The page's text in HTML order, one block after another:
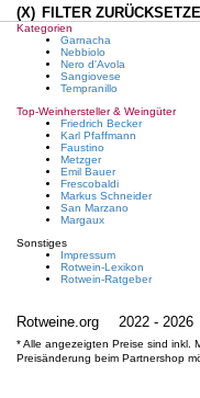
Rotweine 2004(5)
2003(1)
2000(1)
1995(1)
1990(1)
1986(1)
1974
1970(1)
1943(1)
1942(1)
Rotweine
1936(1)
1930(1)
(X) FILTER
Kategorien
Garnacha
Nebbiolo
Nero d'Avola
Sangiovese
Tempranillo
Top-Weinhersteller & Weingüter
Friedrich Becker
Karl Pfaffmann
Faustino
Metzger
Emil Bauer
Frescobaldi
Markus Schneider
San Marzano
Margaux
Sonstiges
Impressum
Rotwein-Lexikon
Rotwein-Ratgeber
Rotweine.org 2022 - 2026
* Alle angezeigten Preise sind inkl.
Preisänderung beim Partnershop